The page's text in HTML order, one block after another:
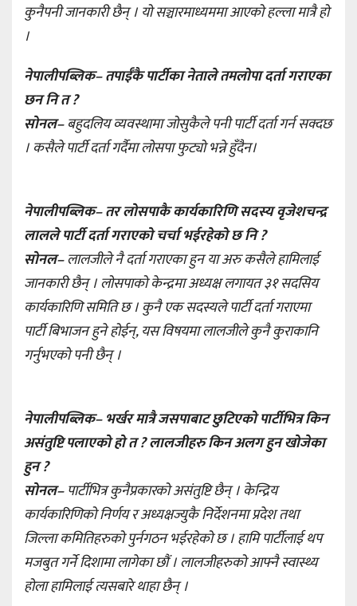
कुनैपनी जानकारी छैन् । यो सञ्चारमाध्यममा आएको हल्ला मात्रै हो
।
नेपालीपब्लिक– तपाईँकै पार्टीका नेताले तमलोपा दर्ता गराएका
छन नि त ?
सोनल–बहुदलिय व्यवस्थामा जोसुकैले पनी पार्टी दर्ता गर्न सक्दछ
। कसैले पार्टी दर्ता गर्दैमा लोसपा फुट्यो भन्ने हुँदैन।
नेपालीपब्लिक– तर लोसपाकै कार्यकारिणि सदस्य वृजेशचन्द्र
लालले पार्टी दर्ता गराएको चर्चा भईरहेको छ नि ?
सोनल–लालजीले नै दर्ता गराएका हुन या अरु कसैले हामिलाई
जानकारी छैन् । लोसपाको केन्द्रमा अध्यक्ष लगायत ३१ सदसिय
कार्यकारिणि समिति छ । कुनै एक सदस्यले पार्टी दर्ता गराएमा
पार्टी बिभाजन हुने होईन्, यस विषयमा लालजीले कुनै कुराकानि
गर्नुभएको पनी छैन् ।
नेपालीपब्लिक– भर्खर मात्रै जसपाबाट छुटिएको पार्टीभित्र किन
असंतुष्टि पलाएको हो त ? लालजीहरु किन अलग हुन खोजेका
हुन ?
सोनल–पार्टीभित्र कुनैप्रकारको असंतुष्टि छैन् । केन्द्रिय
कार्यकारिणिको निर्णय र अध्यक्षज्युकै निर्देशनमा प्रदेश तथा
जिल्ला कमितिहरुको पुर्नगठन भईरहेको छ । हामि पार्टीलाई थप
मजबुत गर्ने दिशामा लागेका छौं । लालजीहरुको आफ्नै स्वास्थ्य
होला हामिलाई त्यसबारे थाहा छैन् ।